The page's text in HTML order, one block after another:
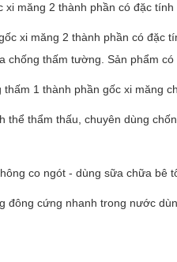
xi măng 2 thành phần có đặc
xi măng 2 thành phần có đặc
thấm tường. Sản phẩm
thấm 1 thành phần gốc xi măng
thể thẩm thấu, chuyên dùng
co ngót - dùng sữa chữa bê
đông cứng nhanh trong nước